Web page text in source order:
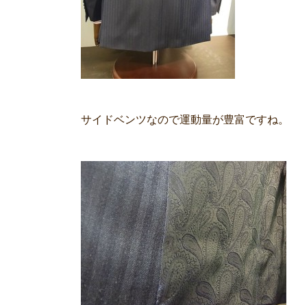
サイドベンツなので運動量が豊富ですね。